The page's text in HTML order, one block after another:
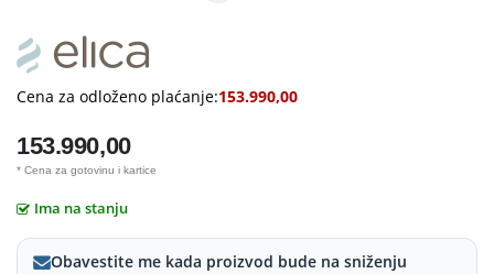
Cena za odloženo plaćanje:153.990,00
153.990,00
* Cena za gotovinu i kartice
Ima na stanju
Obavestite me kada proizvod bude na sniženju